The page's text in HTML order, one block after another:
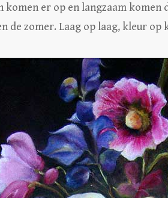
komen er op en langzaam
de zomer. Laag op laag, kleur op